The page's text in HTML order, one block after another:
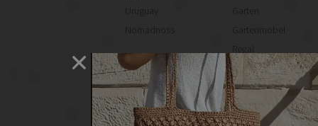
Uruguay
Nomadnoss
Garten
Gartenmöbel
Regal
selber
machen
Heimwerken
Renovieren